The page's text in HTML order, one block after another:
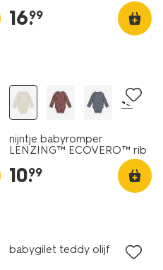
16.
99
+3
nijntje babyromper
LENZING™ ECOVERO™ rib
10.
99
babygilet teddy olijf